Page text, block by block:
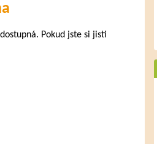
Pokud jste si jisti